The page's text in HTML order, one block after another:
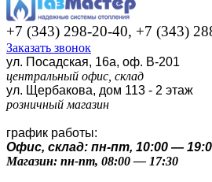
+7 (343) 298-20-40, +7 (343)
Заказать звонок
ул. Посадская, 16а, оф. В-201
центральный офис, склад
ул. Щербакова, дом 113 - 2 этаж
розничный магазин
график работы:
Офис, склад: пн-пт, 10:00 —
Магазин: пн-пт, 08:00 — 17:30